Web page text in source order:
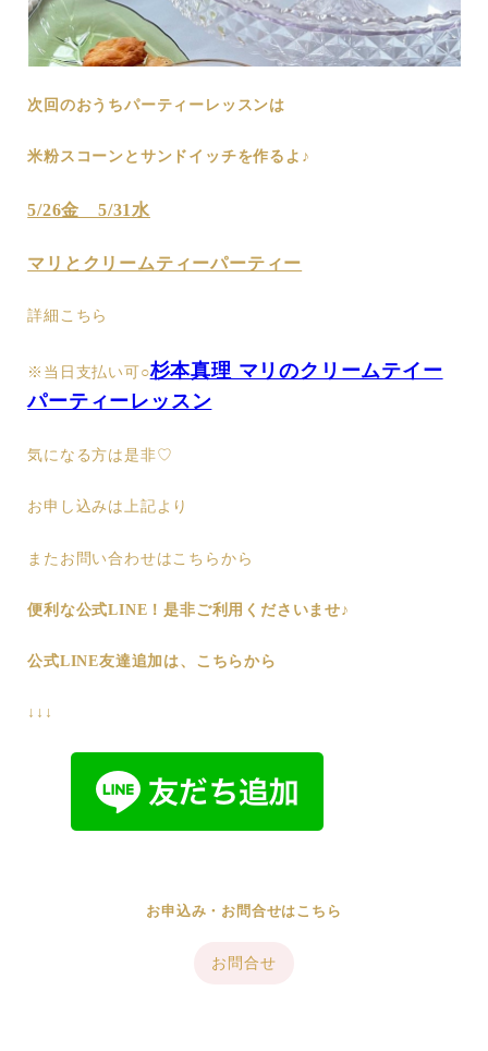
次回のおうちパーティーレッスンは
米粉スコーンとサンドイッチを作るよ♪
5/26金 5/31水
マリとクリームティーパーティー
詳細こちら
※当日支払い可○杉本真理 マリのクリームテイー
パーティーレッスン
気になる方は是非♡
お申し込みは上記より
またお問い合わせはこちらから
便利な公式LINE！是非ご利用くださいませ♪
公式LINE友達追加は、こちらから
↓↓↓
お申込み・お問合せはこちら
お問合せ